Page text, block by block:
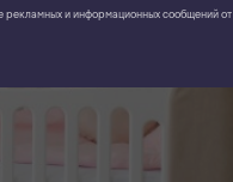
рекламных и информационных сообщений от